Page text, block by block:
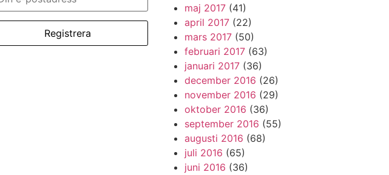
maj 2017 (41)
april 2017 (22)
mars 2017 (50)
februari 2017 (63)
januari 2017 (36)
december 2016 (26)
november 2016 (29)
oktober 2016 (36)
september 2016 (55)
augusti 2016 (68)
juli 2016 (65)
juni 2016 (36)